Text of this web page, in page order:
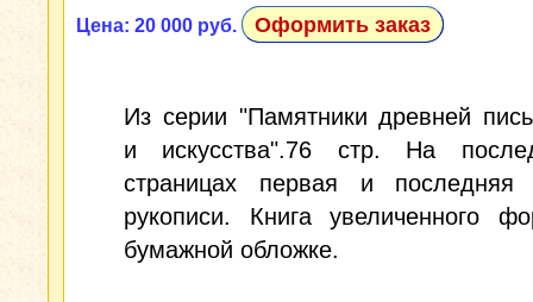
Цена: 20 000 руб. Оформить заказ
Из серии "Памятники древней
и искусства".76 стр. На
страницах первая и последняя
рукописи. Книга увеличенного
бумажной обложке.